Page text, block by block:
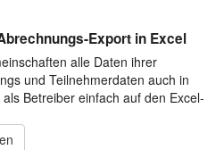
Export in Excel
alle Daten ihrer
und Teilnehmerdaten auch in
Betreiber einfach auf den Excel-